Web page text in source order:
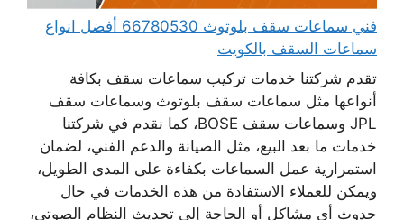
فني سماعات سقف بلوتوث 66780530 أفضل انواع
سماعات السقف بالكويت
تقدم شركتنا خدمات تركيب سماعات سقف بكافة
أنواعها مثل سماعات سقف بلوتوث وسماعات سقف
JPL وسماعات سقف BOSE، كما نقدم في شركتنا
خدمات ما بعد البيع، مثل الصيانة والدعم الفني، لضمان
استمرارية عمل السماعات بكفاءة على المدى الطويل،
ويمكن للعملاء الاستفادة من هذه الخدمات في حال
حدوث أي مشاكل أو الحاجة إلى تحديث النظام الصوتي،